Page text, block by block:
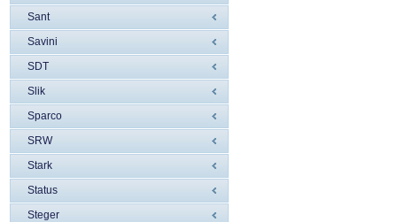
Sant
Savini
SDT
Slik
Sparco
SRW
Stark
Status
Steger